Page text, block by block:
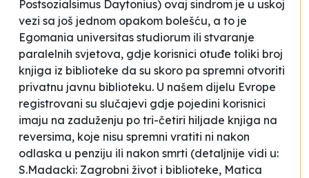
Postsozialsimus Daytonius) ovaj sindrom je u uskoj
vezi sa još jednom opakom bolešću, a to je
Egomania universitas studiorum ili stvaranje
paralelnih svjetova, gdje korisnici otuđe toliki broj
knjiga iz biblioteke da su skoro pa spremni otvoriti
privatnu javnu biblioteku. U našem dijelu Evrope
registrovani su slučajevi gdje pojedini korisnici
imaju na zaduženju po tri-četiri hiljade knjiga na
reversima, koje nisu spremni vratiti ni nakon
odlaska u penziju ili nakon smrti (detaljnije vidi u:
S.Madacki: Zagrobni život i biblioteke, Matica